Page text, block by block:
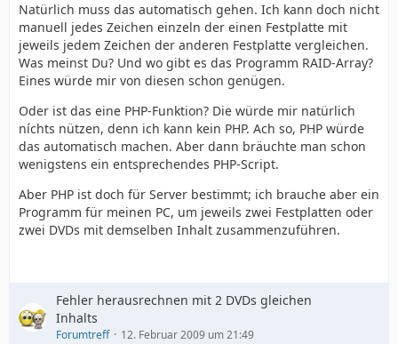
Natürlich muss das automatisch gehen. Ich kann doch nicht
manuell jedes Zeichen einzeln der einen Festplatte mit
jeweils jedem Zeichen der anderen Festplatte vergleichen.
Was meinst Du? Und wo gibt es das Programm RAID-Array?
Eines würde mir von diesen schon genügen.
Oder ist das eine PHP-Funktion? Die würde mir natürlich
níchts nützen, denn ich kann kein PHP. Ach so, PHP würde
das automatisch machen. Aber dann bräuchte man schon
wenigstens ein entsprechendes PHP-Script.
Aber PHP ist doch für Server bestimmt; ich brauche aber ein
Programm für meinen PC, um jeweils zwei Festplatten oder
zwei DVDs mit demselben Inhalt zusammenzuführen.
Fehler herausrechnen mit 2 DVDs gleichen
Inhalts
Forumtreff 12. Februar 2009 um 21:49